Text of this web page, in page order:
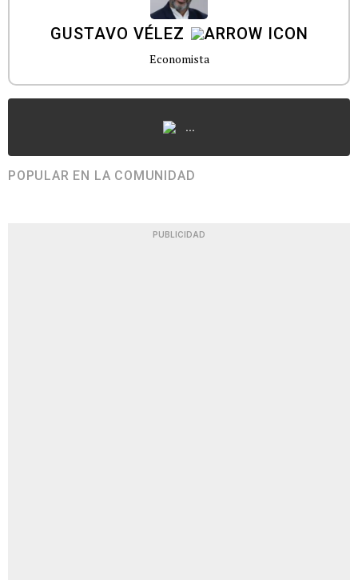
GUSTAVO VÉLEZ
Economista
...
POPULAR EN LA COMUNIDAD
PUBLICIDAD